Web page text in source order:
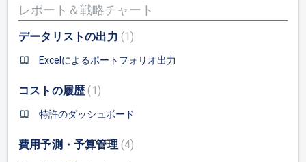
レポート＆戦略チャート
データリストの出力 1
Excelによるポートフォリオ出力
コストの履歴 1
特許のダッシュボード
費用予測・予算管理 4